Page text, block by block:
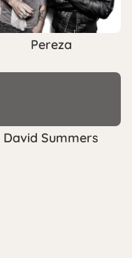
Pereza
David Summers